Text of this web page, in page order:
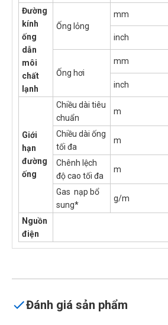
Đường
kính
ống
dẫn
môi
chất
lạnh
Ống lỏng
mm
inch
Ống hơi
mm
inch
Giới
hạn
đường
ống
Chiều dài tiêu
chuẩn
m
Chiều dài ống
tối đa
m
Chênh lệch
độ cao tối đa
m
Gas nạp bổ
sung*
g/m
Nguồn
điện
Đánh giá sản phẩm